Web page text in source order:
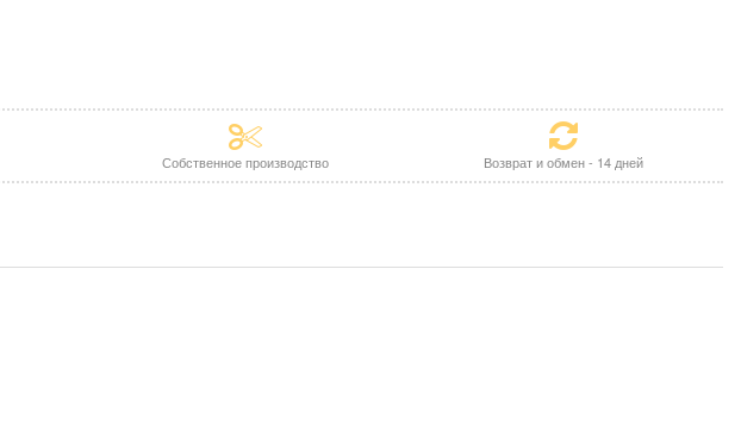
Собственное производство Возврат и обмен - 14 дней